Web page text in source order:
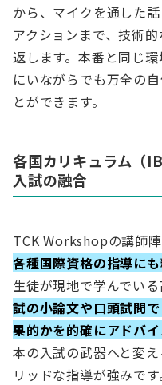
から、マイクを通した
アクションまで、技術
返します。本番と同じ
にいながらでも万全の
とができます。
各国カリキュラム（
入試の融合
TCK Workshopの講師陣
各種国際資格の指導に
生徒が現地で学んでいる
試の小論文や口頭試問
果的かを的確にアドバ
本の入試の武器へと変
リッドな指導が強みです